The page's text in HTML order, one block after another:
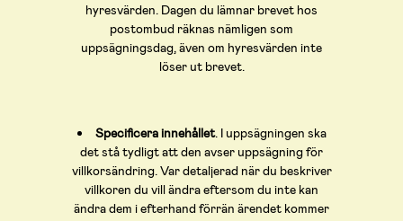
hyresvärden. Dagen du lämnar brevet hos
postombud räknas nämligen som
uppsägningsdag, även om hyresvärden inte
löser ut brevet.
Specificera innehållet. I uppsägningen ska
det stå tydligt att den avser uppsägning för
villkorsändring. Var detaljerad när du beskriver
villkoren du vill ändra eftersom du inte kan
ändra dem i efterhand förrän ärendet kommer